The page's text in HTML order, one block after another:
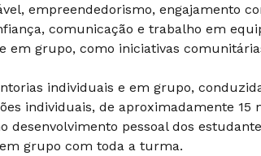
empreendedorismo, engajamento
comunicação e trabalho em
grupo, como iniciativas
individuais e em grupo,
individuais, de aproximadamente 15
desenvolvimento pessoal dos
grupo com toda a turma.